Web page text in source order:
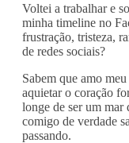
Voltei a trabalhar e
minha timeline no
frustração, tristeza,
de redes sociais?
Sabem que amo
aquietar o coração
longe de ser um mar
comigo de verdade
passando.